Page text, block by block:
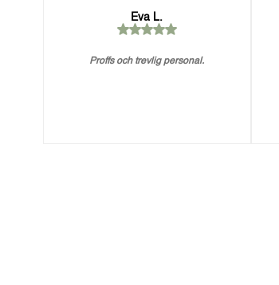
Eva L.
Proffs och trevlig personal.